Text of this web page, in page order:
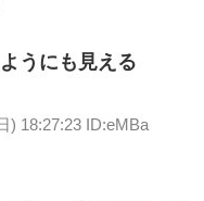
うにも見える
) 18:27:23 ID:eMBa